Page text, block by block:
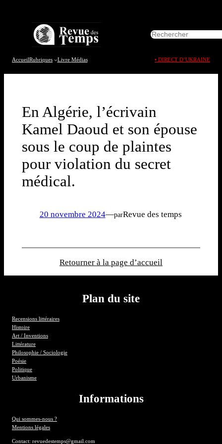
R
r
AccueilRubriques Livre Médias • DIRECT D’UKRAINE
En Algérie, l’écrivain
Kamel Daoud et son épouse
sous le coup de plaintes
pour violation du secret
médical.
20 novembre 2024—parRevue des temps
Retourner à la page d’accueil
Plan du site
Recensions littéraires
Histoire
Art / Inventions
Littérature
Philosophie / Sociologie
Poésie
Politique
Urbanisme
Informations
Qui sommes-nous ?
Mentions légales
Contact: revuedestemps@gmail.com